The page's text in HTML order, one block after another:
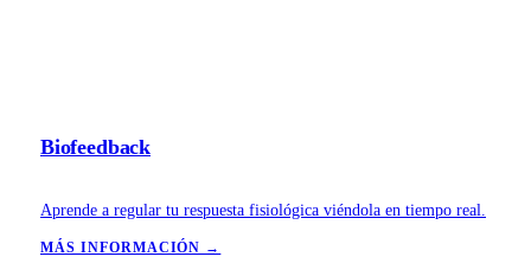
Biofeedback
Aprende a regular tu respuesta fisiológica viéndola en tiempo real.
MÁS INFORMACIÓN →